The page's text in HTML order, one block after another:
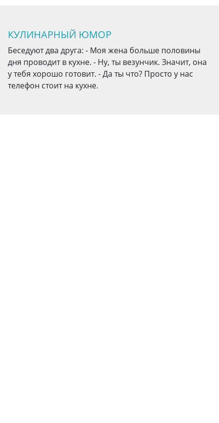
КУЛИНАРНЫЙ ЮМОР
Беседуют два друга: - Моя жена больше половины
дня проводит в кухне. - Ну, ты везунчик. Значит, она
у тебя хорошо готовит. - Да ты что? Просто у нас
телефон стоит на кухне.